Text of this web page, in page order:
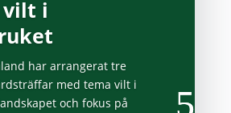
i
har arrangerat tre
med tema vilt i
och fokus på